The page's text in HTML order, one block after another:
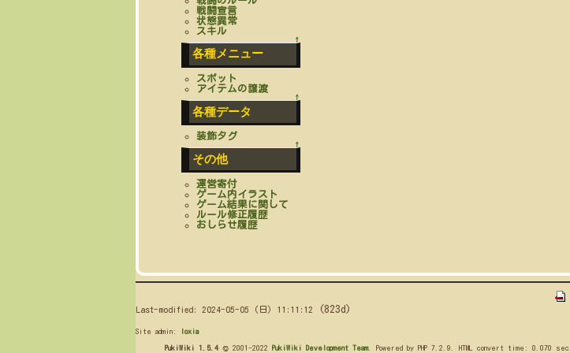
戦闘宣言
状態異常
スキル
↑
各種メニュー
スポット
アイテムの譲渡
↑
各種データ
装飾タグ
↑
その他
運営寄付
ゲーム内イラスト
ゲーム結果に関して
ルール修正履歴
おしらせ履歴
Last-modified: 2024-05-05 (日) 11:11:12 (823d)
Site admin: loxia
PukiWiki 1.5.4 © 2001-2022 PukiWiki Development Team. Powered by PHP 7.2.9. HTML convert time: 0.070 sec.